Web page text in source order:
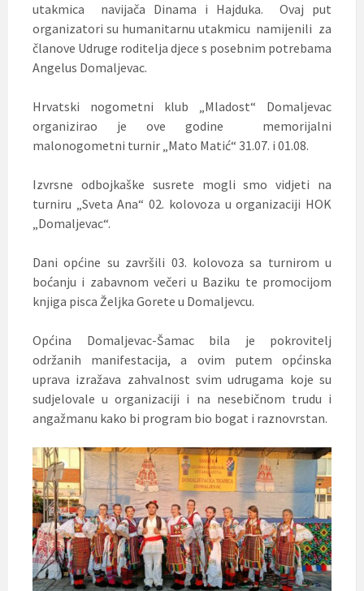
utakmica navijača Dinama i Hajduka. Ovaj put
organizatori su humanitarnu utakmicu namijenili za
članove Udruge roditelja djece s posebnim potrebama
Angelus Domaljevac.
Hrvatski nogometni klub „Mladost“ Domaljevac
organizirao je ove godine memorijalni
malonogometni turnir „Mato Matić“ 31.07. i 01.08.
Izvrsne odbojkaške susrete mogli smo vidjeti na
turniru „Sveta Ana“ 02. kolovoza u organizaciji HOK
„Domaljevac“.
Dani općine su završili 03. kolovoza sa turnirom u
boćanju i zabavnom večeri u Baziku te promocijom
knjiga pisca Željka Gorete u Domaljevcu.
Općina Domaljevac-Šamac bila je pokrovitelj
održanih manifestacija, a ovim putem općinska
uprava izražava zahvalnost svim udrugama koje su
sudjelovale u organizaciji i na nesebičnom trudu i
angažmanu kako bi program bio bogat i raznovrstan.